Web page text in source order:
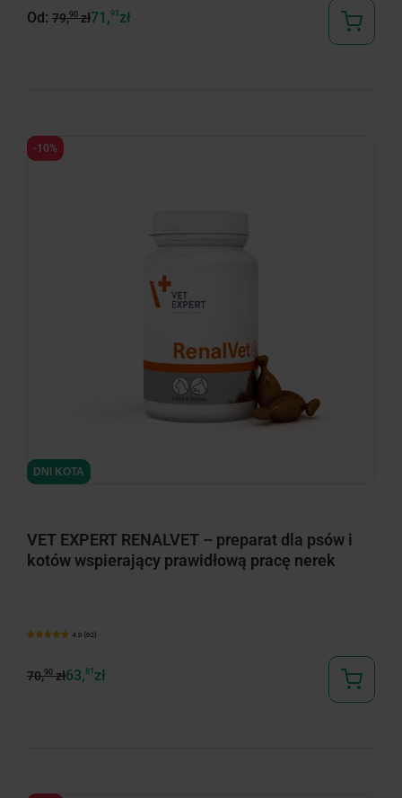
Od: 79,90zł71,91 zł
DNI KOTA
VET EXPERT RENALVET – preparat dla psów i
kotów wspierający prawidłową pracę nerek
4.9 (92)
70,90zł63,81 zł
-10%